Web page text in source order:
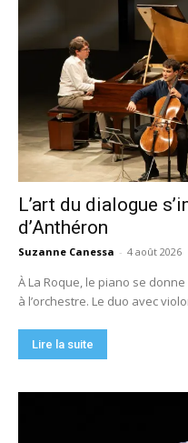
L’art du dialogue
d’Anthéron
Suzanne Canessa - 4 août 2026
À La Roque, le piano se
à l’orchestre. Le duo avec
Lire la suite